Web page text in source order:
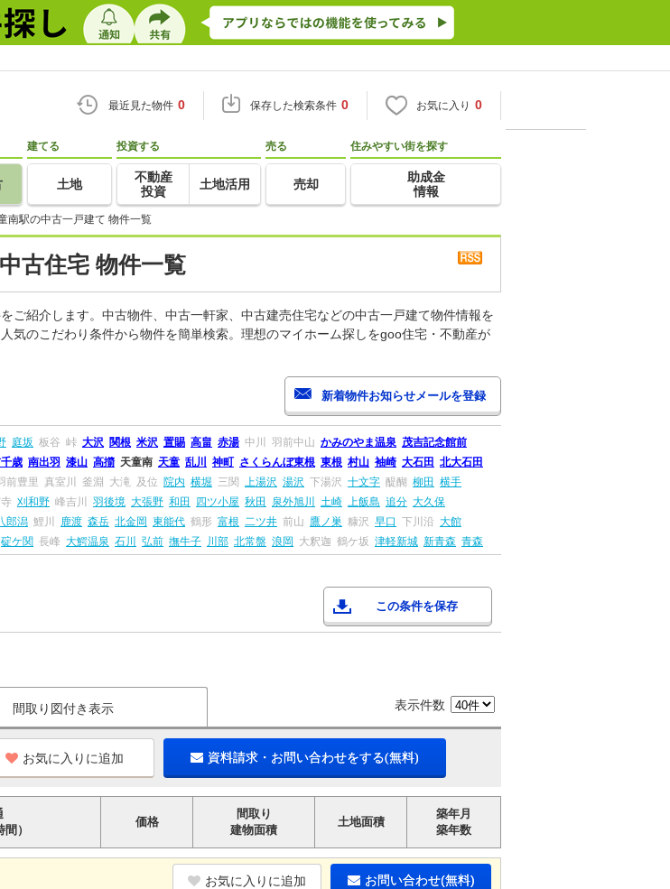
最近見た物件 0 保存した検索条件 0 お気に入り 0
建てる
土地
投資する
不動産
投資
土地活用
売る
売却
住みやすい街を探す
助成金
情報
南駅の中古一戸建て 物件一覧
古住宅 物件一覧
ご紹介します。中古物件、中古一軒家、中古建売住宅などの中古一戸建て物件情報を
気のこだわり条件から物件を簡単検索。理想のマイホーム探しをgoo住宅・不動産が
庭坂 板谷 峠 大沢 関根 米沢 置賜 高畠 赤湯 中川 羽前中山 かみのやま温泉 茂吉記念館前
歳 南出羽 漆山 高擶 天童南 天童 乱川 神町 さくらんぼ東根 東根 村山 袖崎 大石田 北大石田
前豊里 真室川 釜淵 大滝 及位 院内 横堀 三関 上湯沢 湯沢 下湯沢 十文字 醍醐 柳田 横手
刈和野 峰吉川 羽後境 大張野 和田 四ツ小屋 秋田 泉外旭川 土崎 上飯島 追分 大久保
郎潟 鯉川 鹿渡 森岳 北金岡 東能代 鶴形 富根 二ツ井 前山 鷹ノ巣 糠沢 早口 下川沿 大館
碇ケ関 長峰 大鰐温泉 石川 弘前 撫牛子 川部 北常盤 浪岡 大釈迦 鶴ケ坂 津軽新城 新青森 青森
この条件を保存
間取り図付き表示 表示件数
お気に入りに追加 資料請求・お問い合わせをする(無料)
）
価格
間取り
建物面積
土地面積
築年月
築年数
お気に入りに追加 お問い合わせ(無料)